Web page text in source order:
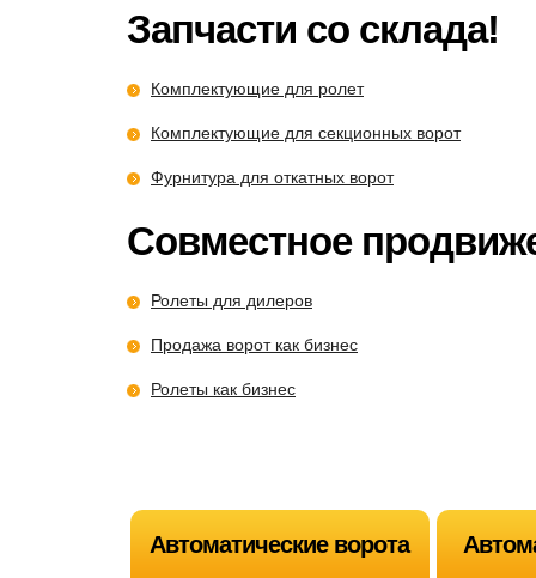
Запчасти со склада!
Комплектующие для ролет
Комплектующие для секционных ворот
Фурнитура для откатных ворот
Совместное
Ролеты для дилеров
Продажа ворот как бизнес
Ролеты как бизнес
Автоматические ворота